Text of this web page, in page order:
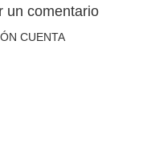
un comentario
CUENTA